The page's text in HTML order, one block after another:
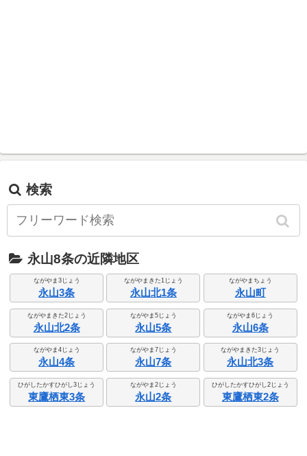
検索
永山8条の近隣地区
ながやま3じょう
永山3条
ながやまきた1じょう
永山北1条
ながやまちょう
永山町
ながやまきた2じょう
永山北2条
ながやま5じょう
永山5条
ながやま6じょう
永山6条
ながやま4じょう
永山4条
ながやま7じょう
永山7条
ながやまきた3じょう
永山北3条
ひがしたかすひがし3じょう
東鷹栖東3条
ながやま2じょう
永山2条
ひがしたかすひがし2じょう
東鷹栖東2条